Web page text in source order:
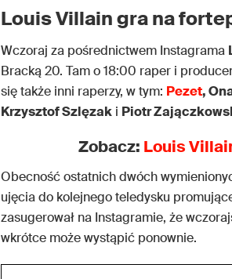
Louis Villain gra na
Wczoraj za pośrednictwem Instagrama
Bracką 20. Tam o 18:00 raper i
się także inni raperzy, w tym: Pezet,
Krzysztof Szlęzak i Piotr
Zobacz: Louis
Obecność ostatnich dwóch
ujęcia do kolejnego teledysku
zasugerował na Instagramie, że
wkrótce może wystąpić ponownie.